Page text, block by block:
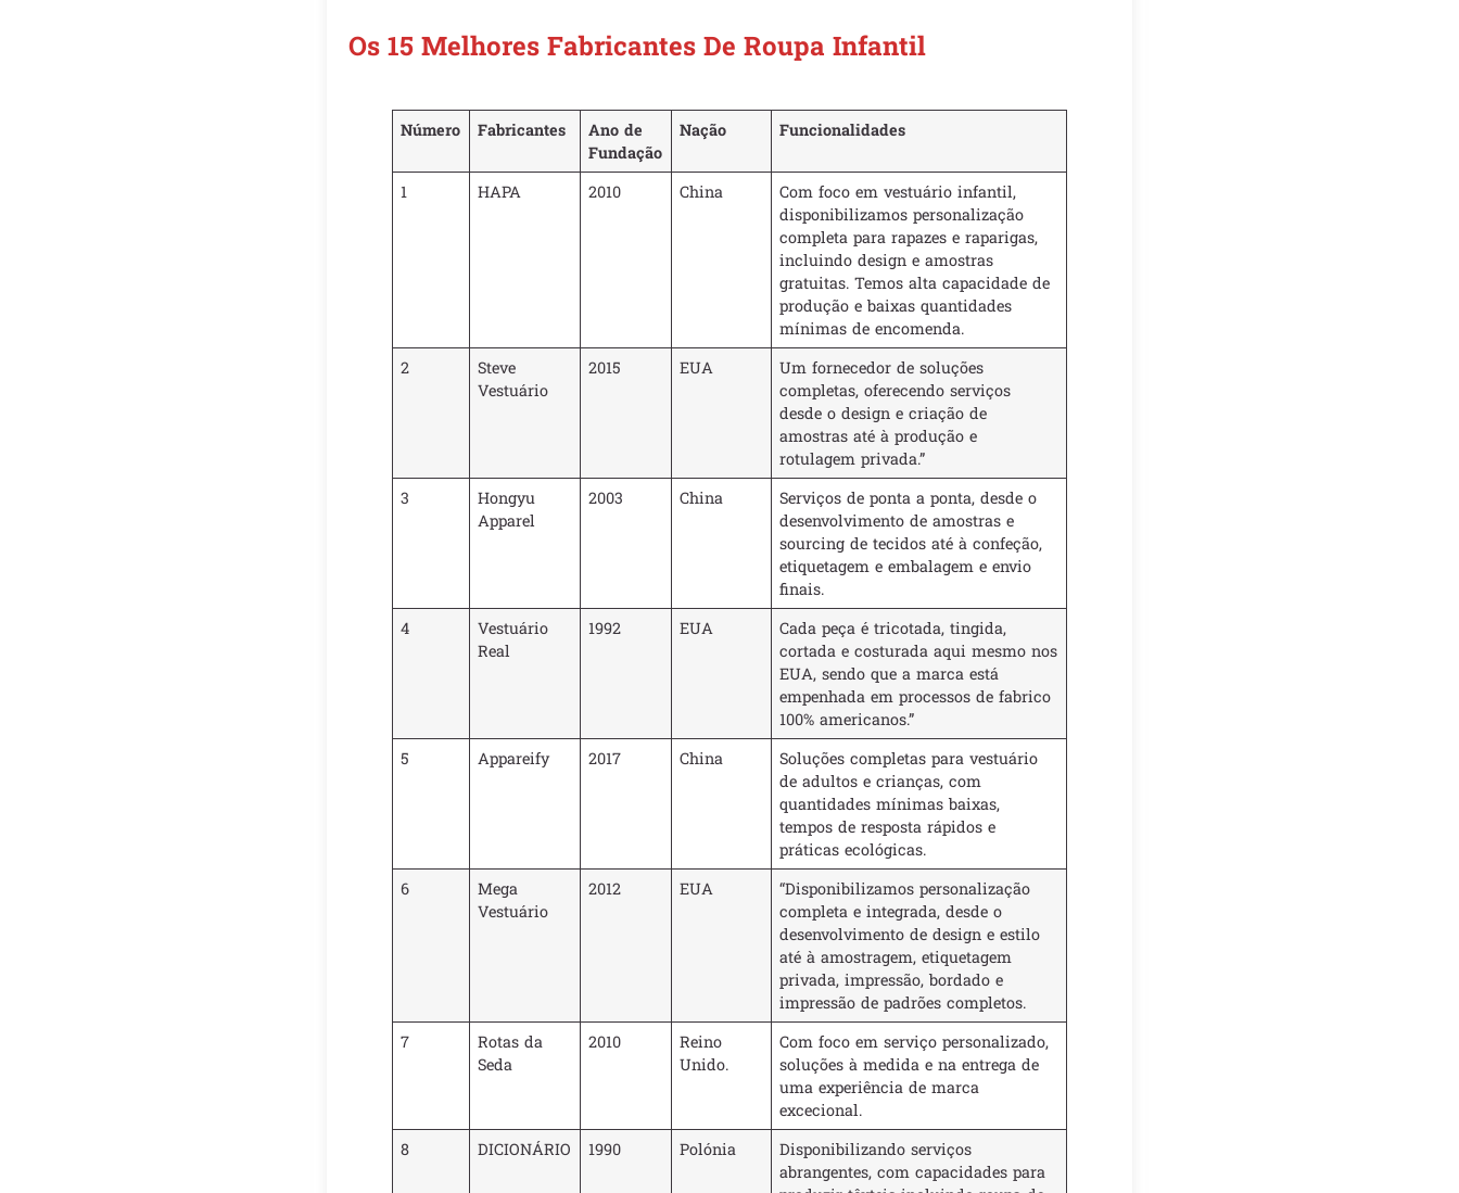
Os 15 Melhores Fabricantes De Roupa Infantil
Número Fabricantes
Ano de
Fundação
Nação Funcionalidades
1 HAPA 2010 China
Com foco em vestuário infantil,
disponibilizamos personalização
completa para rapazes e raparigas,
incluindo design e amostras
gratuitas. Temos alta capacidade de
produção e baixas quantidades
mínimas de encomenda.
2
Steve
Vestuário
2015 EUA
Um fornecedor de soluções
completas, oferecendo serviços
desde o design e criação de
amostras até à produção e
rotulagem privada.”
3
Hongyu
Apparel
2003 China
Serviços de ponta a ponta, desde o
desenvolvimento de amostras e
sourcing de tecidos até à confeção,
etiquetagem e embalagem e envio
finais.
4
Vestuário
Real
1992 EUA
Cada peça é tricotada, tingida,
cortada e costurada aqui mesmo nos
EUA, sendo que a marca está
empenhada em processos de fabrico
100% americanos.”
5
Appareify 2017 China
Soluções completas para vestuário
de adultos e crianças, com
quantidades mínimas baixas,
tempos de resposta rápidos e
práticas ecológicas.
6
Mega
Vestuário
2012 EUA
“Disponibilizamos personalização
completa e integrada, desde o
desenvolvimento de design e estilo
até à amostragem, etiquetagem
privada, impressão, bordado e
impressão de padrões completos.
7
Rotas da
Seda
2010
Reino
Unido.
Com foco em serviço personalizado,
soluções à medida e na entrega de
uma experiência de marca
excecional.
8
DICIONÁRIO 1990 Polónia
Disponibilizando serviços
abrangentes, com capacidades para